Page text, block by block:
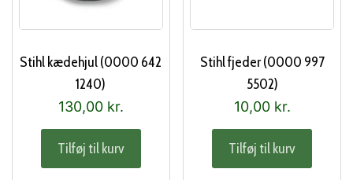
Stihl kædehjul (0000 642
1240)
130,00 kr.
Tilføj til kurv
Stihl fjeder (0000 997
5502)
10,00 kr.
Tilføj til kurv